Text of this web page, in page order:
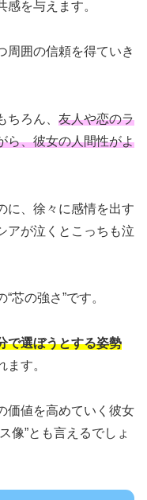
を与えます。
周囲の信頼を得ていき
ろん、 友人や恋のラ
ら、彼女の人間性がよ
に、徐々に感情を出す
アが泣くとこっちも泣
芯の強さ”です。
で選ぼうとする姿勢
す。
価値を高めていく彼女
像”とも言えるでしょ